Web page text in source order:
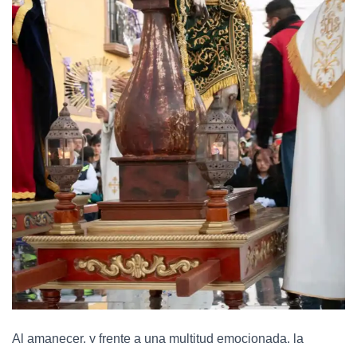
Al amanecer, y frente a una multitud emocionada, la